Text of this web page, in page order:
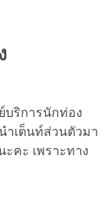
ริการนักท่อง
ำเต็นท์ส่วนตัวมา
ะคะ เพราะทาง